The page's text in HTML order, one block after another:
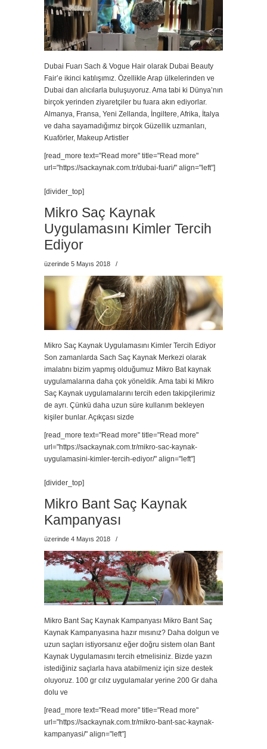
Dubai Fuarı Sach & Vogue Hair olarak Dubai Beauty
Fair’e ikinci katılışımız. Özellikle Arap ülkelerinden ve
Dubai dan alıcılarla buluşuyoruz. Ama tabi ki Dünya’nın
birçok yerinden ziyaretçiler bu fuara akın ediyorlar.
Almanya, Fransa, Yeni Zellanda, İngiltere, Afrika, İtalya
ve daha sayamadığımız birçok Güzellik uzmanları,
Kuaförler, Makeup Artistler
[read_more text="Read more" title="Read more"
url="https://sackaynak.com.tr/dubai-fuari/" align="left"]
[divider_top]
Mikro Saç Kaynak
Uygulamasını Kimler Tercih
Ediyor
üzerinde 5 Mayıs 2018 /
Mikro Saç Kaynak Uygulamasını Kimler Tercih Ediyor
Son zamanlarda Sach Saç Kaynak Merkezi olarak
imalatını bizim yapmış olduğumuz Mikro Bat kaynak
uygulamalarına daha çok yöneldik. Ama tabi ki Mikro
Saç Kaynak uygulamalarını tercih eden takipçilerimiz
de ayrı. Çünkü daha uzun süre kullanım bekleyen
kişiler bunlar. Açıkçası sizde
[read_more text="Read more" title="Read more"
url="https://sackaynak.com.tr/mikro-sac-kaynak-
uygulamasini-kimler-tercih-ediyor/" align="left"]
[divider_top]
Mikro Bant Saç Kaynak
Kampanyası
üzerinde 4 Mayıs 2018 /
Mikro Bant Saç Kaynak Kampanyası Mikro Bant Saç
Kaynak Kampanyasına hazır mısınız? Daha dolgun ve
uzun saçları istiyorsanız eğer doğru sistem olan Bant
Kaynak Uygulamasını tercih etmelisiniz. Bizde yazın
istediğiniz saçlarla hava atabilmeniz için size destek
oluyoruz. 100 gr cılız uygulamalar yerine 200 Gr daha
dolu ve
[read_more text="Read more" title="Read more"
url="https://sackaynak.com.tr/mikro-bant-sac-kaynak-
kampanyasi/" align="left"]